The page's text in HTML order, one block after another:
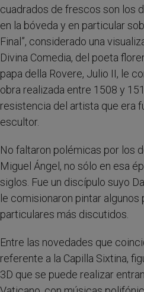
cuadrados de frescos son los
en la bóveda y en particular
Final”, considerado una
Divina Comedia, del poeta
papa della Rovere, Julio II, le
obra realizada entre 1508 y
resistencia del artista que era
escultor.
No faltaron polémicas por los
Miguel Ángel, no sólo en esa
siglos. Fue un discípulo suyo
le comisionaron pintar
particulares más discutidos.
Entre las novedades que
referente a la Capilla Sixtina,
3D que se puede realizar